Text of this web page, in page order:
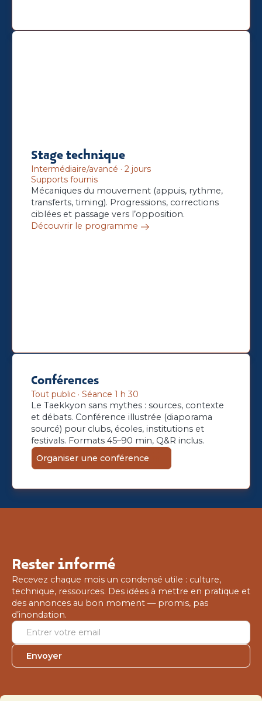
Stage technique
Intermédiaire/avancé · 2 jours
Supports fournis
Mécaniques du mouvement (appuis, rythme,
transferts, timing). Progressions, corrections
ciblées et passage vers l’opposition.
Découvrir le programme
Conférences
Tout public · Séance 1 h 30
Le Taekkyon sans mythes : sources, contexte
et débats. Conférence illustrée (diaporama
sourcé) pour clubs, écoles, institutions et
festivals. Formats 45–90 min, Q&R inclus.
Organiser une conférence
Rester informé
Recevez chaque mois un condensé utile : culture,
technique, ressources. Des idées à mettre en pratique et
des annonces au bon moment — promis, pas
d’inondation.